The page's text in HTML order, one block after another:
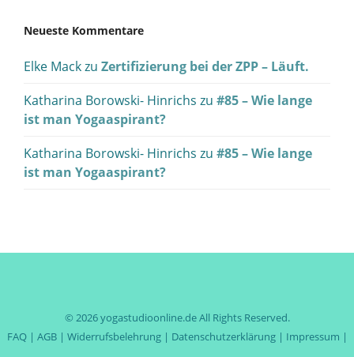
Neueste Kommentare
Elke Mackzu Zertifizierung bei der ZPP – Läuft.
Katharina Borowski- Hinrichs zu #85 – Wie lange
ist man Yogaaspirant?
Katharina Borowski- Hinrichs zu #85 – Wie lange
ist man Yogaaspirant?
© 2026yogastudioonline.deAll Rights Reserved.
FAQ| AGB| Widerrufsbelehrung| Datenschutzerklärung| Impressum |